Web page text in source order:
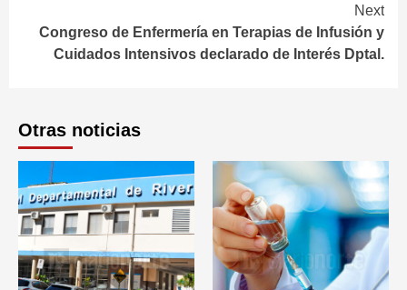
Next
Congreso de Enfermería en Terapias de Infusión y
Cuidados Intensivos declarado de Interés Dptal.
Otras noticias